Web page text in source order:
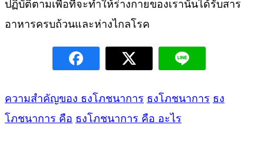
ปฏิบัติตามเพื่อที่จะทำให้ร่างกายของเรานั้นได้รับสาร
อาหารครบถ้วนและห่างไกลโรค
ความสำคัญของ ธงโภชนาการ ธงโภชนาการ ธง
โภชนาการ คือ ธงโภชนาการ คือ อะไร